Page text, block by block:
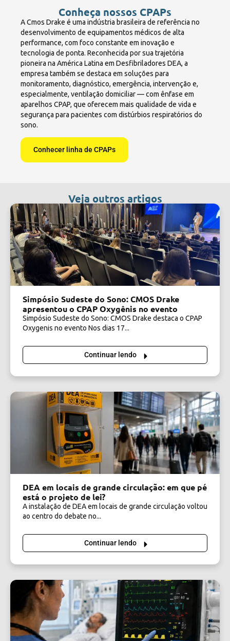
Conheça nossos CPAPs
A Cmos Drake é uma indústria brasileira de referência no
desenvolvimento de equipamentos médicos de alta
performance, com foco constante em inovação e
tecnologia de ponta. Reconhecida por sua trajetória
pioneira na América Latina em Desfibriladores DEA, a
empresa também se destaca em soluções para
monitoramento, diagnóstico, emergência, intervenção e,
especialmente, ventilação domiciliar — com ênfase em
aparelhos CPAP, que oferecem mais qualidade de vida e
segurança para pacientes com distúrbios respiratórios do
sono.
Conhecer linha de CPAPs
Veja outros artigos
Simpósio Sudeste do Sono: CMOS Drake
apresentou o CPAP Oxygênis no evento
Simpósio Sudeste do Sono: CMOS Drake destaca o CPAP
Oxygenis no evento Nos dias 17...
Continuar lendo
DEA em locais de grande circulação: em que pé
está o projeto de lei?
A instalação de DEA em locais de grande circulação voltou
ao centro do debate no...
Continuar lendo